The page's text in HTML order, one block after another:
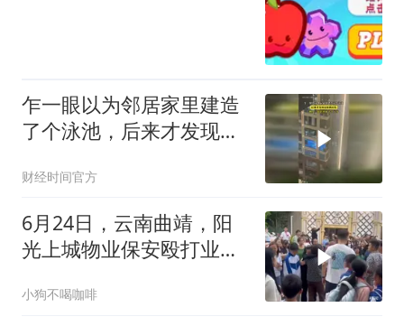
乍一眼以为邻居家里建造
了个泳池，后来才发现是
财经时间官方
6月24日，云南曲靖，阳
光上城物业保安殴打业
小狗不喝咖啡